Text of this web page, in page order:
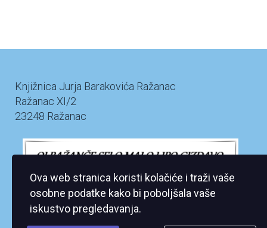
Knjižnica Jurja Barakovića Ražanac
Ražanac XI/2
23248 Ražanac
Ova web stranica koristi kolačiće i traži vaše
osobne podatke kako bi poboljšala vaše
iskustvo pregledavanja.